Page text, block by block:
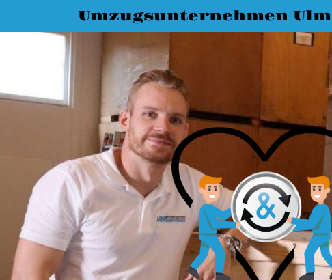
Umzugsunternehmen Ulm